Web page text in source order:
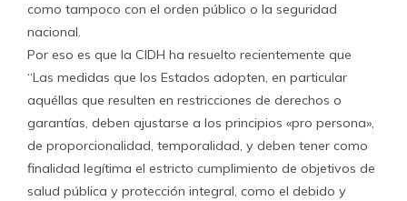
como tampoco con el orden público o la seguridad
nacional.
Por eso es que la CIDH ha resuelto recientemente que
“Las medidas que los Estados adopten, en particular
aquéllas que resulten en restricciones de derechos o
garantías, deben ajustarse a los principios «pro persona»,
de proporcionalidad, temporalidad, y deben tener como
finalidad legítima el estricto cumplimiento de objetivos de
salud pública y protección integral, como el debido y